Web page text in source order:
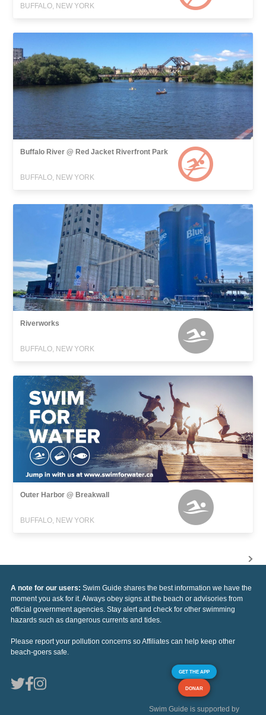
BUFFALO, NEW YORK
Buffalo River @ Red Jacket Riverfront Park
BUFFALO, NEW YORK
Riverworks
BUFFALO, NEW YORK
Outer Harbor @ Breakwall
BUFFALO, NEW YORK
A note for our users: Swim Guide shares the best information we have the
moment you ask for it. Always obey signs at the beach or advisories from
official government agencies. Stay alert and check for other swimming
hazards such as dangerous currents and tides.
Please report your pollution concerns so Affiliates can help keep other
beach-goers safe.
GET THE APP
DONAR
Swim Guide is supported by